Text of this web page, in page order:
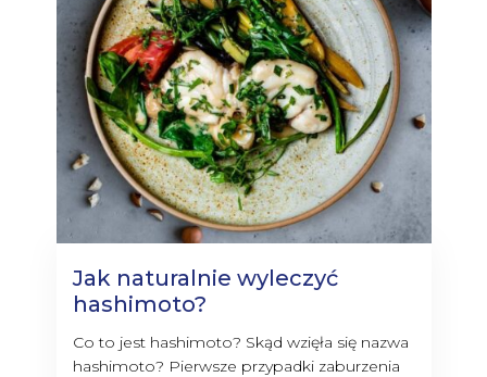
Jak naturalnie wyleczyć
hashimoto?
Co to jest hashimoto? Skąd wzięła się nazwa
hashimoto? Pierwsze przypadki zaburzenia